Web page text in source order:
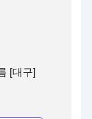
[대구]